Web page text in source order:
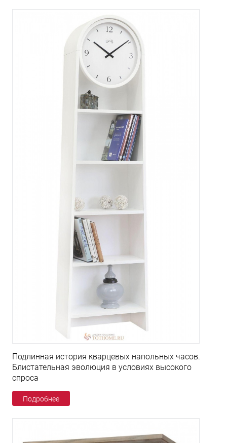
Подлинная история кварцевых напольных часов.
Блистательная эволюция в условиях высокого
спроса
Подробнее